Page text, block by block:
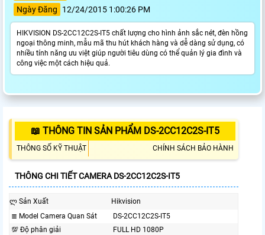
Ngày Đăng
12/24/2015 1:00:26 PM
HIKVISION DS-2CC12C2S-IT5 chất lượng cho hình ảnh sắc nét, đèn hồng
ngoại thông minh, mẫu mã thu hút khách hàng và dễ dàng sử dụng, có
nhiều tính năng ưu việt giúp người tiêu dùng có thể quản lý gia đình và
công việc một cách hiệu quả.
📖 THÔNG TIN SẢN PHẨM DS-2CC12C2S-IT5
THÔNG SỐ KỸ THUẬT CHÍNH SÁCH BẢO HÀNH
THÔNG CHI TIẾT CAMERA DS-2CC12C2S-IT5
ლ Sản Xuất
Hikvision
≣ Model Camera Quan Sát
DS-2CC12C2S-IT5
💯 Độ phân giải
FULL HD 1080P